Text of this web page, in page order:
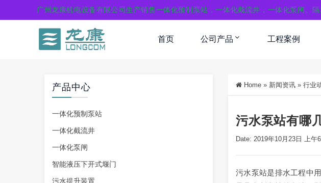
广州龙康机电设备有限公司生产销售一体化预制泵站，一体化截流井，一体化泵闸、
首页 公司产品 工程案例
产品中心
一体化预制泵站
一体化截流井
一体化泵闸
智能液压下开式堰门
污水提升装置
Home » 新闻资讯 » 行业
污水泵站有哪
Date: 2019年10月23日 上午
污水泵站是排水工程中